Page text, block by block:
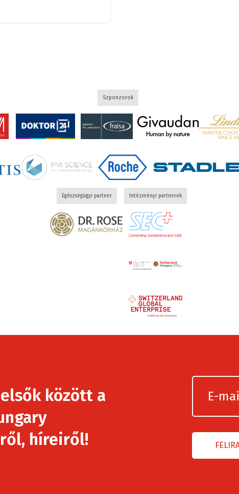
Szponzorok
Egészségügyi partner Intézményi partnerek
között a
híreiről!